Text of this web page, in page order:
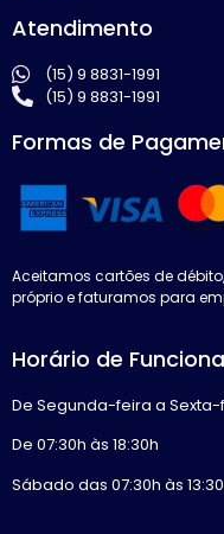
Atendimento
(15) 9 8831-1991
(15) 9 8831-1991
Formas de
Aceitamos cartões de
próprio e faturamos para
Horário de
De Segunda-feira a
De 07:30h às 18:30h
Sábado das 07:30h às